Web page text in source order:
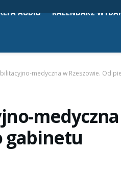
AUDIO KALENDARZ
medyczna w Rzeszowie. Od
medyczna
gabinetu